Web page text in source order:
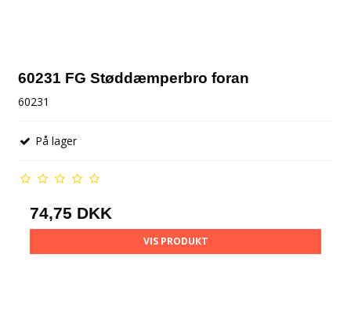
60231 FG Støddæmperbro foran
60231
På lager
74,75 DKK
VIS PRODUKT